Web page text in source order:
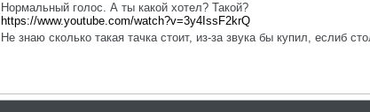
Нормальный голос. А ты какой хотел? Такой?
https://www.youtube.com/watch?v=3y4IssF2krQ
Не знаю сколько такая тачка стоит, из-за звука бы купил, еслиб